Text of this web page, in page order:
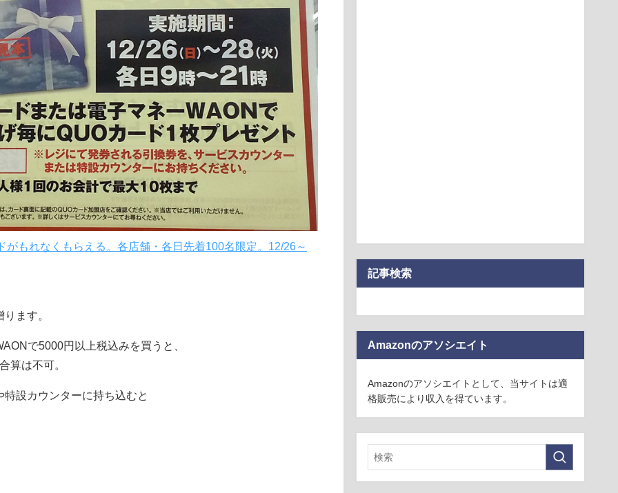
もれなくもらえる。各店舗・各日先着100名限定。12/26～
ます。
で5000円以上税込みを買うと、
算は不可。
設カウンターに持ち込むと
記事検索
Amazonのアソシエイト
Amazonのアソシエイトとして、当サイトは適
格販売により収入を得ています。